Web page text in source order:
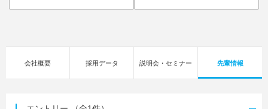
会社概要 採用データ 説明会・セミナー 先輩情報